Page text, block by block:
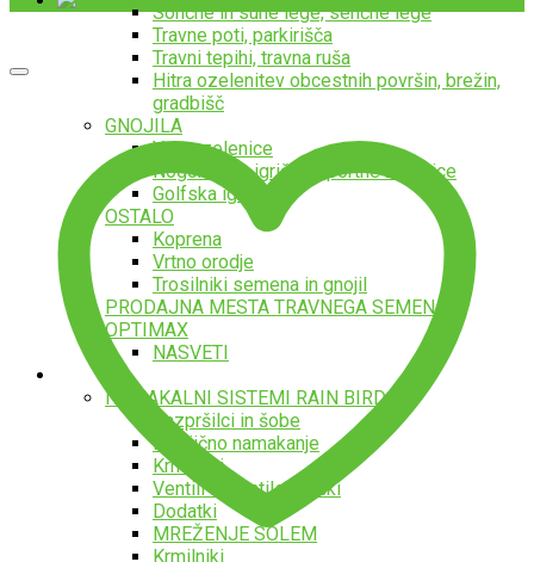
Sončne in suhe lege, senčne lege
Travne poti, parkirišča
Travni tepihi, travna ruša
Hitra ozelenitev obcestnih površin, brežin,
gradbišč
GNOJILA
Vrtne zelenice
Nogometna igrišča, športne zelenice
Golfska igrišča
OSTALO
Koprena
Vrtno orodje
Trosilniki semena in gnojil
PRODAJNA MESTA TRAVNEGA SEMENA
OPTIMAX
NASVETI
Namakalni sistemi
NAMAKALNI SISTEMI RAIN BIRD
Razpršilci in šobe
Kapljično namakanje
Krmilniki
Ventili in ventilski jaški
Dodatki
MREŽENJE SOLEM
Krmilniki